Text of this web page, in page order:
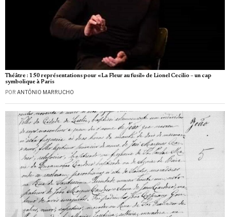
Théâtre : 150 représentations pour «La Fleur au fusil» de Lionel Cecilio – un cap
symbolique à Paris
POR ANTÓNIO MARRUCHO